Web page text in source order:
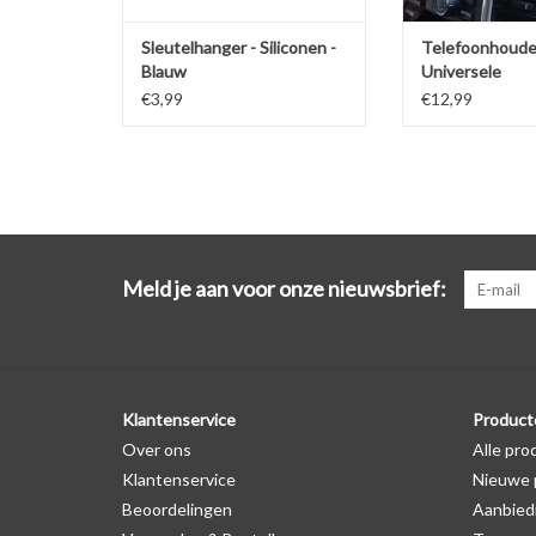
Sleutelhanger - Siliconen -
Blauw
€3,99
Universele
ventilatiehouder
€12,99
Meld je aan voor onze nieuwsbrief:
Klantenservice
Over ons
Klantenservice
Beoordelingen
Alle
Nieuwe